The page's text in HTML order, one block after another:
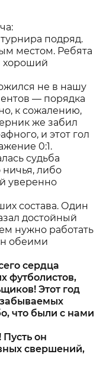
подряд.
местом. Ребята
хороший
не в нашу
— порядка
к сожалению,
же забил
и этот гол
0:1.
судьба
либо
уверенно
состава. Один
достойный
нужно работать
обеими
сердца
футболистов,
Этот год
что были с нами
Пусть он
свершений,